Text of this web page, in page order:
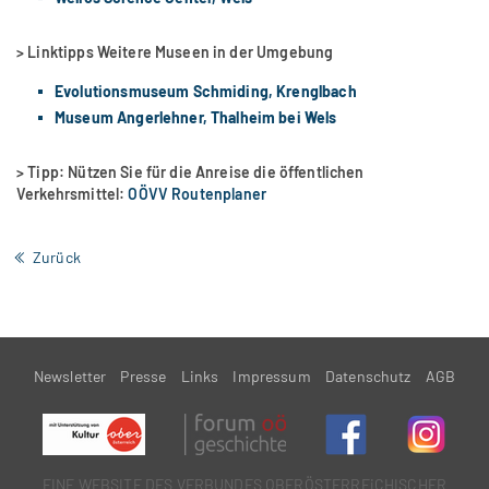
> Linktipps Weitere Museen in der Umgebung
Evolutionsmuseum Schmiding, Krenglbach
Museum Angerlehner, Thalheim bei Wels
> Tipp: Nützen Sie für die Anreise die öffentlichen
Verkehrsmittel:OÖVV Routenplaner
Zurück
Newsletter Presse Links Impressum Datenschutz AGB
EINE WEBSITE DES VERBUNDES OBERÖSTERREiCHISCHER